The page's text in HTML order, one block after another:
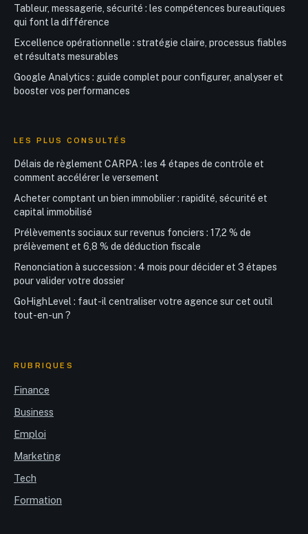
Tableur, messagerie, sécurité : les compétences bureautiques
qui font la différence
Excellence opérationnelle : stratégie claire, processus fiables
et résultats mesurables
Google Analytics : guide complet pour configurer, analyser et
booster vos performances
LES PLUS CONSULTÉS
Délais de règlement CARPA : les 4 étapes de contrôle et
comment accélérer le versement
Acheter comptant un bien immobilier : rapidité, sécurité et
capital immobilisé
Prélèvements sociaux sur revenus fonciers : 17,2 % de
prélèvement et 6,8 % de déduction fiscale
Renonciation à succession : 4 mois pour décider et 3 étapes
pour valider votre dossier
GoHighLevel : faut-il centraliser votre agence sur cet outil
tout-en-un ?
RUBRIQUES
Finance
Business
Emploi
Marketing
Tech
Formation